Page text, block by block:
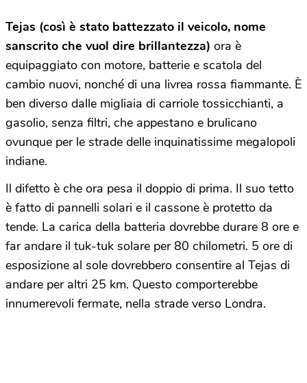
Tejas (così è stato battezzato il veicolo, nome
sanscrito che vuol dire brillantezza) ora è
equipaggiato con motore, batterie e scatola del
cambio nuovi, nonché di una livrea rossa fiammante. È
ben diverso dalle migliaia di carriole tossicchianti, a
gasolio, senza filtri, che appestano e brulicano
ovunque per le strade delle inquinatissime megalopoli
indiane.
Il difetto è che ora pesa il doppio di prima. Il suo tetto
è fatto di pannelli solari e il cassone è protetto da
tende. La carica della batteria dovrebbe durare 8 ore e
far andare il tuk-tuk solare per 80 chilometri. 5 ore di
esposizione al sole dovrebbero consentire al Tejas di
andare per altri 25 km. Questo comporterebbe
innumerevoli fermate, nella strade verso Londra.